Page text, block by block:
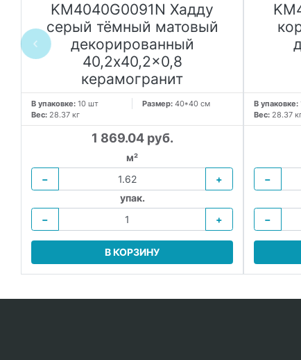
KM4040G0091N Хадду
серый тёмный матовый
декорированный
40,2x40,2x0,8
керамогранит
В упаковке: 10 шт Размер: 40*40 см
Вес: 28.37 кг
1 869.04 руб.
м²
−
+
упак.
−
+
В КОРЗИНУ
В упаковке:
Вес: 28.37
−
−